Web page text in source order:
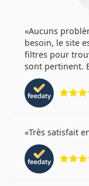
Aucuns
besoin, le site
filtres pour
sont pertinent.
Très satisfait